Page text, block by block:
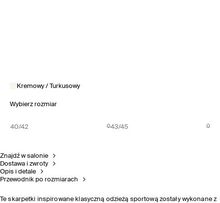
Kremowy / Turkusowy
Wybierz rozmiar
40/42 43/45
Znajdź w salonie
Dostawa i zwroty
Opis i detale
Przewodnik po rozmiarach
Te skarpetki inspirowane klasyczną odzieżą sportową zostały wykonane z